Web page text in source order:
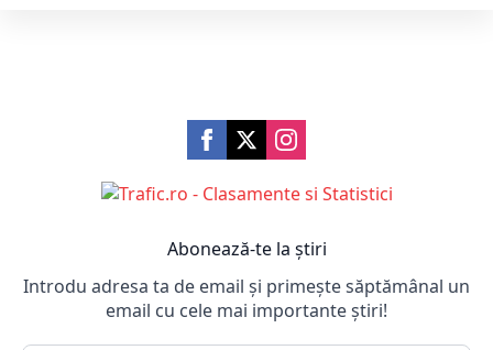
Abonează-te la știri
Introdu adresa ta de email și primește săptămânal un
email cu cele mai importante știri!